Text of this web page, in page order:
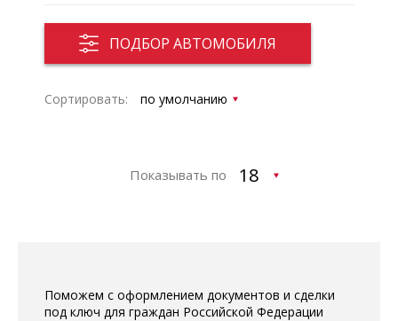
ПОДБОР АВТОМОБИЛЯ
Сортировать:
Показывать по
Поможем с оформлением документов и сделки
под ключ для граждан Российской Федерации